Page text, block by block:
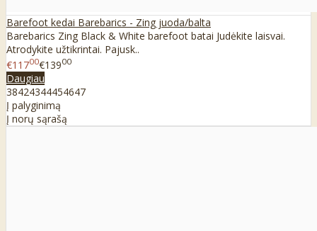
Barefoot kedai Barebarics - Zing juoda/balta
Barebarics Zing Black & White barefoot batai Judėkite laisvai.
Atrodykite užtikrintai. Pajusk..
€11700€13900
Daugiau
38424344454647
Į palyginimą
Į norų sąrašą